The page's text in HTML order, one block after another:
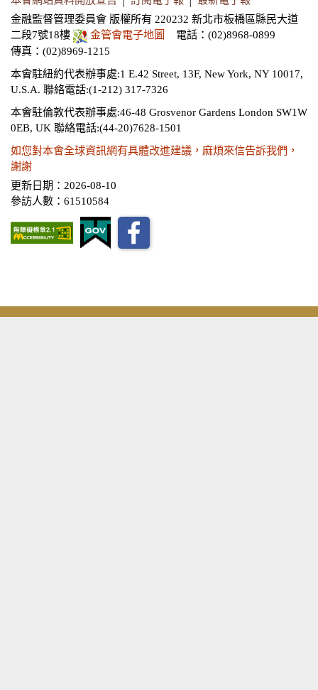
金融監督管理委員會 版權所有 220232 新北市板橋區縣民大道
二段7號18樓
金管會電子地圖
電話：(02)8968-0899
傳真：(02)8969-1215
本會駐紐約代表辦事處:1 E.42 Street, 13F, New York, NY 10017,
U.S.A. 聯絡電話:(1-212) 317-7326
本會駐倫敦代表辦事處:46-48 Grosvenor Gardens London SW1W
0EB, UK 聯絡電話:(44-20)7628-1501
如您對本會全球資訊網有具體改進建議，麻煩來信告訴我們，
謝謝
更新日期：2026-08-10
參訪人數：61510584